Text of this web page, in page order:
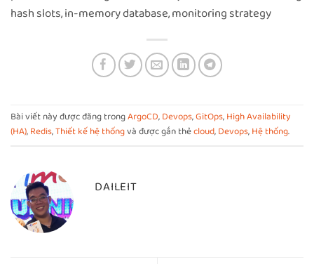
hash slots, in-memory database, monitoring strategy
Bài viết này được đăng trongArgoCD,Devops,GitOps,High Availability
(HA),Redis,Thiết kế hệ thốngvà được gắn thẻcloud,Devops,Hệ thống.
DAILEIT